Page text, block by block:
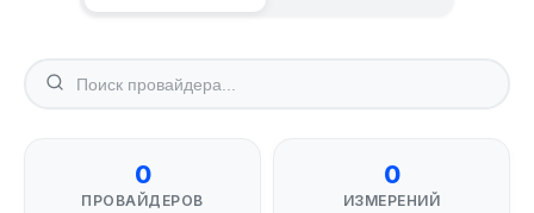
0
ПРОВАЙДЕРОВ
0
ИЗМЕРЕНИЙ